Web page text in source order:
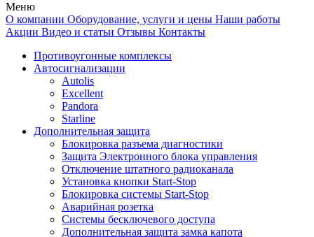
Меню
О компании Оборудование, услуги и цены Наши работы
Акции Видео и статьи Отзывы Контакты
Противоугонные комплексы
Автосигнализации
Autolis
Excellent
Pandora
Starline
Дополнительная защита
Блокировка разъема диагностики
Защита Электронного блока управления
Отключение штатного радиоканала
Установка кнопки Start-Stop
Блокировка системы Start-Stop
Аварийная розетка
Системы бесключевого доступа
Дополнительная защита замка капота